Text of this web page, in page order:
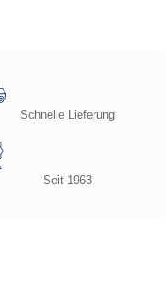
Schnelle Lieferung
Seit 1963